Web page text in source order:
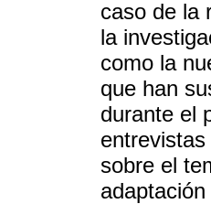
caso de la
la
como la
que han
durante el
sobre el